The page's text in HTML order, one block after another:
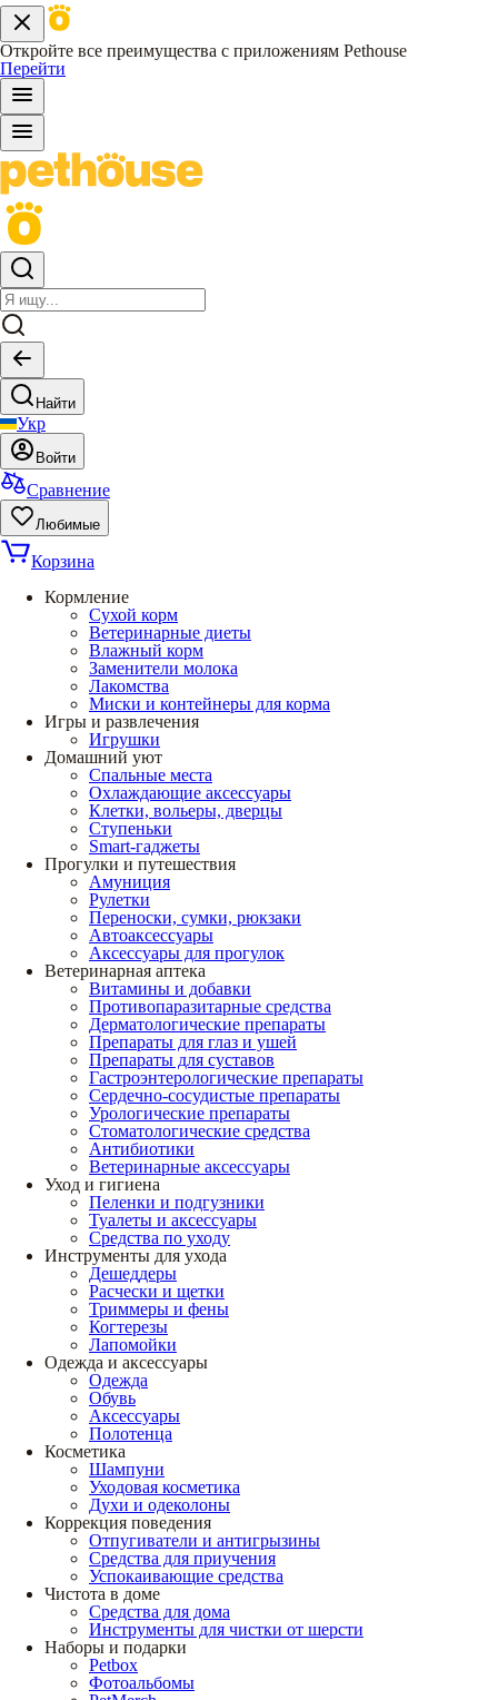
Откройте все преимущества с приложениям Pethouse
Перейти
Найти
Укр
Войти
Сравнение
Любимые
Корзина
Кормление
Сухой корм
Ветеринарные диеты
Влажный корм
Заменители молока
Лакомства
Миски и контейнеры для корма
Игры и развлечения
Игрушки
Домашний уют
Спальные места
Охлаждающие аксессуары
Клетки, вольеры, дверцы
Ступеньки
Smart-гаджеты
Прогулки и путешествия
Амуниция
Рулетки
Переноски, сумки, рюкзаки
Автоаксессуары
Аксессуары для прогулок
Ветеринарная аптека
Витамины и добавки
Противопаразитарные средства
Дерматологические препараты
Препараты для глаз и ушей
Препараты для суставов
Гастроэнтерологические препараты
Сердечно-сосудистые препараты
Урологические препараты
Стоматологические средства
Антибиотики
Ветеринарные аксессуары
Уход и гигиена
Пеленки и подгузники
Туалеты и аксессуары
Средства по уходу
Инструменты для ухода
Дешеддеры
Расчески и щетки
Триммеры и фены
Когтерезы
Лапомойки
Одежда и аксессуары
Одежда
Обувь
Аксессуары
Полотенца
Косметика
Шампуни
Уходовая косметика
Духи и одеколоны
Коррекция поведения
Отпугиватели и антигрызины
Средства для приучения
Успокаивающие средства
Чистота в доме
Средства для дома
Инструменты для чистки от шерсти
Наборы и подарки
Petbox
Фотоальбомы